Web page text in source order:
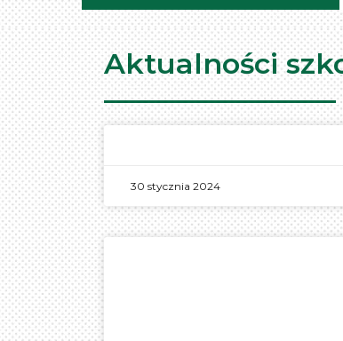
Aktualności
30 stycznia 2024